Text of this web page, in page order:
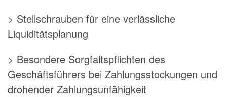
> Stellschrauben für eine verlässliche
Liquiditätsplanung
> Besondere Sorgfaltspflichten des
Geschäftsführers bei Zahlungsstockungen und
drohender Zahlungsunfähigkeit